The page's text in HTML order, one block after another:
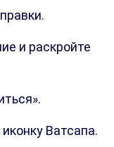
и раскройте
Ватсапа.